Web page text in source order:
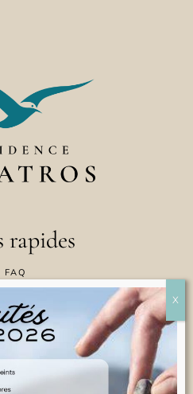
rapides
FAQ
DE COOKIES
D'UTILISATION
JURIDIQUES